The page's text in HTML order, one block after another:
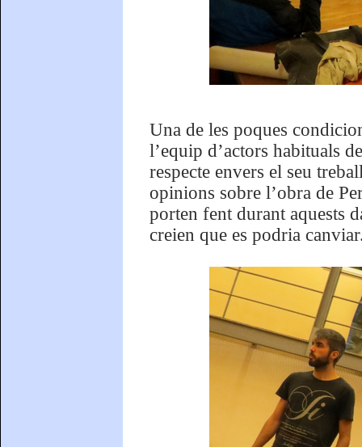
Una de les poques
l’equip d’actors habituals
respecte envers el seu
opinions sobre l’obra de
porten fent durant aquests
creien que es podria